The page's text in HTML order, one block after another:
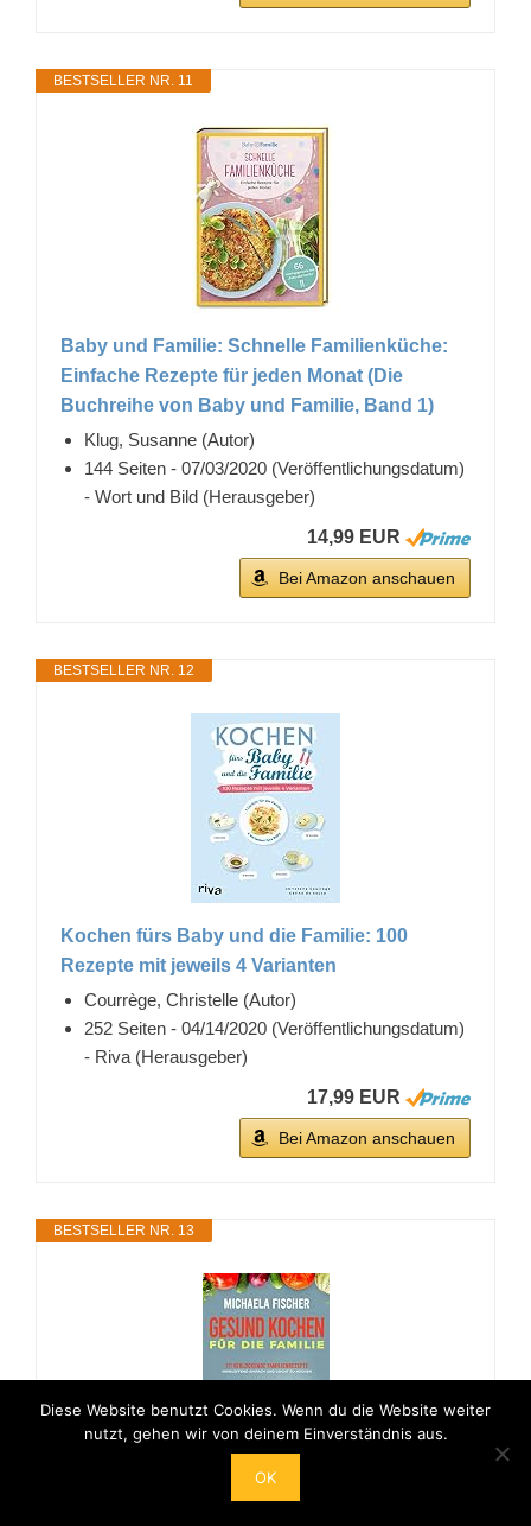
BESTSELLER NR. 11
Baby und Familie: Schnelle Familienküche:
Einfache Rezepte für jeden Monat (Die
Buchreihe von Baby und Familie, Band 1)
Klug, Susanne (Autor)
144 Seiten - 07/03/2020 (Veröffentlichungsdatum)
- Wort und Bild (Herausgeber)
14,99 EUR
Bei Amazon anschauen
BESTSELLER NR. 12
Kochen fürs Baby und die Familie: 100
Rezepte mit jeweils 4 Varianten
Courrège, Christelle (Autor)
252 Seiten - 04/14/2020 (Veröffentlichungsdatum)
- Riva (Herausgeber)
17,99 EUR
Bei Amazon anschauen
BESTSELLER NR. 13
Diese Website benutzt Cookies. Wenn du die Website weiter
nutzt, gehen wir von deinem Einverständnis aus.
OK